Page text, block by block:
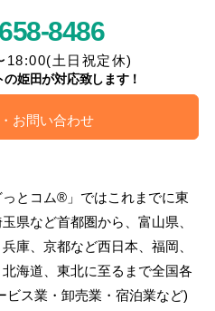
8486
18:00(土日祝定休)
姫田が対応致します！
お問い合わせ
っとコム®」ではこれまでに東
県など首都圏から、富山県、
庫、京都など西日本、福岡、
海道、東北に至るまで全国各
ビス業・卸売業・宿泊業など)